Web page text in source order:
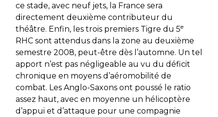
ce stade, avec neuf jets, la France sera
directement deuxième contributeur du
théâtre. Enfin, les trois premiers Tigre du 5e
RHC sont attendus dans la zone au deuxième
semestre 2008, peut-être dès l’automne. Un tel
apport n’est pas négligeable au vu du déficit
chronique en moyens d’aéromobilité de
combat. Les Anglo-Saxons ont poussé le ratio
assez haut, avec en moyenne un hélicoptère
d’appui et d’attaque pour une compagnie